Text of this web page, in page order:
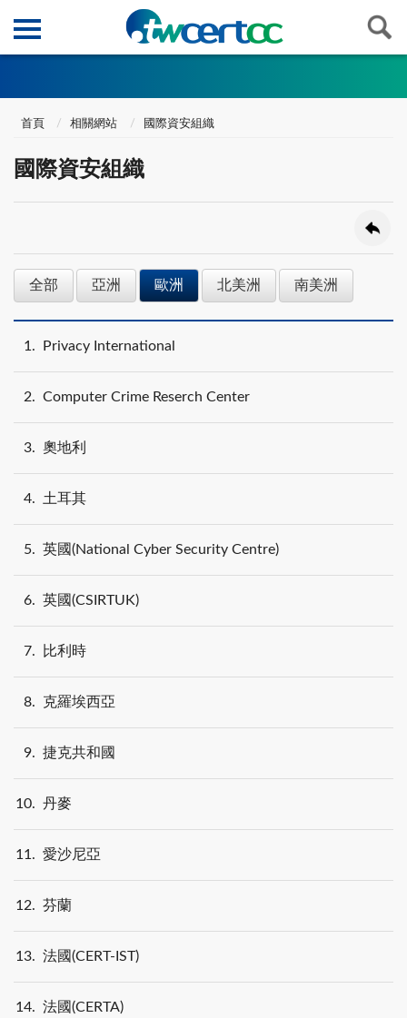
首頁 相關網站 國際資安組織
國際資安組織
全部 亞洲 歐洲 北美洲 南美洲
1 Privacy International
2 Computer Crime Reserch Center
3 奧地利
4 土耳其
5 英國(National Cyber Security Centre)
6 英國(CSIRTUK)
7 比利時
8 克羅埃西亞
9 捷克共和國
10 丹麥
11 愛沙尼亞
12 芬蘭
13 法國(CERT-IST)
14 法國(CERTA)